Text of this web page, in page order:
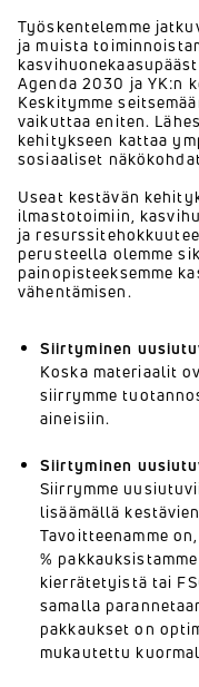
Työskentelemme
ja muista
Agenda 2030 ja YK:n
Keskitymme
vaikuttaa eniten.
kehitykseen kattaa
sosiaaliset
Useat kestävän
ilmastotoimiin,
ja
perusteella olemme
painopisteeksemme
vähentämisen.
Siirtyminen
Koska materiaalit
siirrymme
aineisiin.
Siirtyminen
Siirrymme
lisäämällä
Tavoitteenamme
%
kierrätetyistä tai
samalla
pakkaukset on
mukautettu